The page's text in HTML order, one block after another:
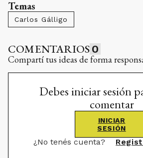
Temas
Carlos Gálligo
COMENTARIOS 0
Compartí tus ideas de forma
Debes iniciar sesión
comentar
INICIAR
SESIÓN
¿No tenés cuenta?